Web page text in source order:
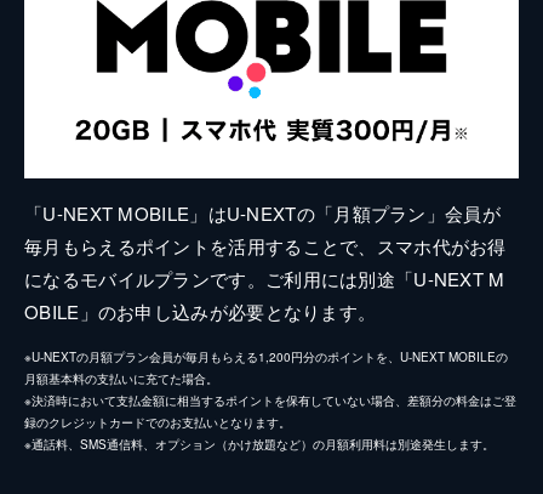
「U-NEXT MOBILE」はU-NEXTの「月額プラン」会員が
毎月もらえるポイントを活用することで、スマホ代がお得
になるモバイルプランです。ご利用には別途「U-NEXT M
OBILE」のお申し込みが必要となります。
※U-NEXTの月額プラン会員が毎月もらえる1,200円分のポイントを、U-NEXT MOBILEの
月額基本料の支払いに充てた場合。
※決済時において支払金額に相当するポイントを保有していない場合、差額分の料金はご登
録のクレジットカードでのお支払いとなります。
※通話料、SMS通信料、オプション（かけ放題など）の月額利用料は別途発生します。